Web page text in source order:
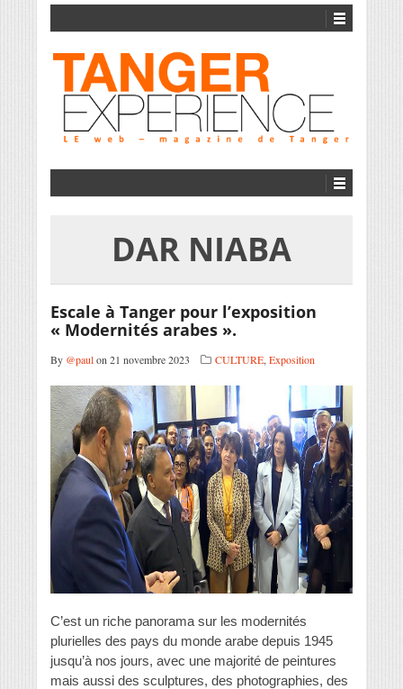
DAR NIABA
Escale à Tanger pour l’exposition
« Modernités arabes ».
By @paulon 21 novembre 2023 CULTURE, Exposition
C’est un riche panorama sur les modernités
plurielles des pays du monde arabe depuis 1945
jusqu’à nos jours, avec une majorité de peintures
mais aussi des sculptures, des photographies, des